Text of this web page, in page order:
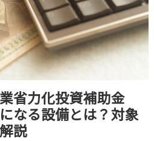
省力化投資補助金
なる設備とは？対象
説